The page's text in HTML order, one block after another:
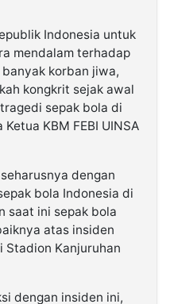
Indonesia untuk
mendalam terhadap
korban jiwa,
kongkrit sejak awal
sepak bola di
KBM FEBI UINSA
dengan
bola Indonesia di
saat ini sepak bola
atas insiden
Stadion Kanjuruhan
dengan insiden ini,